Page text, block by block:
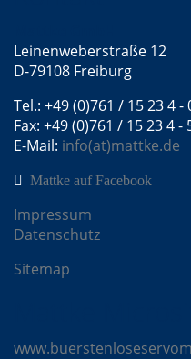
Leinenweberstraße 12
D-79108 Freiburg
Tel.: +49 (0)761 / 15 23 4 -
Fax: +49 (0)761 / 15 23 4 -
E-Mail: info(at)mattke.de
Mattke auf Facebook
Impressum
Datenschutz
Sitemap